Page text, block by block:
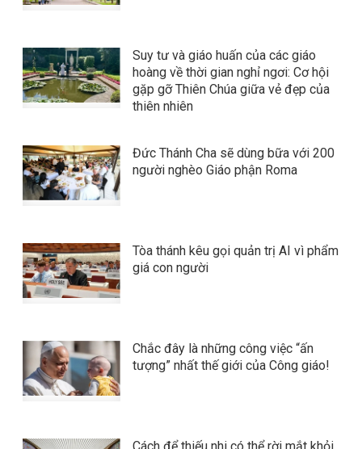
Suy tư và giáo huấn của các giáo
hoàng về thời gian nghỉ ngơi: Cơ hội
gặp gỡ Thiên Chúa giữa vẻ đẹp của
thiên nhiên
Đức Thánh Cha sẽ dùng bữa với 200
người nghèo Giáo phận Roma
Tòa thánh kêu gọi quản trị AI vì phẩm
giá con người
Chắc đây là những công việc “ấn
tượng” nhất thế giới của Công giáo!